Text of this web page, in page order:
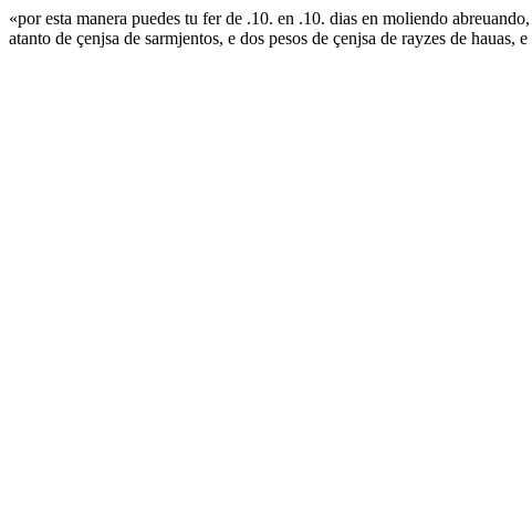
«por esta manera puedes tu fer de .10. en .10. dias en moliendo
atanto de çenjsa de sarmjentos, e dos pesos de çenjsa de rayzes de